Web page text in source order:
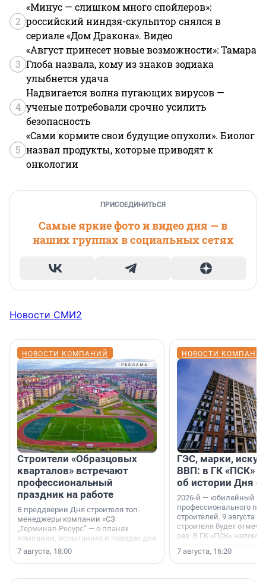
2
«Минус — слишком много спойлеров»:
российский ниндзя-скульптор снялся в
сериале «Дом Дракона». Видео
3
«Август принесет новые возможности»: Тамара
Глоба назвала, кому из знаков зодиака
улыбнется удача
4
Надвигается волна пугающих вирусов —
ученые потребовали срочно усилить
безопасность
5
«Сами кормите свои будущие опухоли». Биолог
назвал продукты, которые приводят к
онкологии
ПРИСОЕДИНИТЬСЯ
Самые яркие фото и видео дня — в
наших группах в социальных сетях
Новости СМИ2
НОВОСТИ КОМПАНИЙ
Строители «Образцовых
кварталов» встречают
профессиональный
праздник на работе
В преддверии Дня строителя топ-
менеджеры компании «СЗ
„Терминал-Ресурс“ — о планах
компании, испытаниях и поводах для
осторожного оптимизма.
7 августа, 18:00
НОВОСТИ
ГЭС, марки,
ВВП: в ГК «ПСК»
об истории Дня
2026-й — юбилейный
профессионального
строителей. 9 августа
строителя будет
раз. В ГК «ПСК»
поменялась роль
7 августа, 16:20